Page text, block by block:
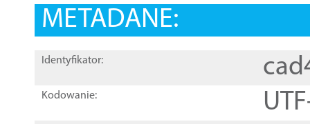
METADANE:
Identyfikator:
Kodowanie: